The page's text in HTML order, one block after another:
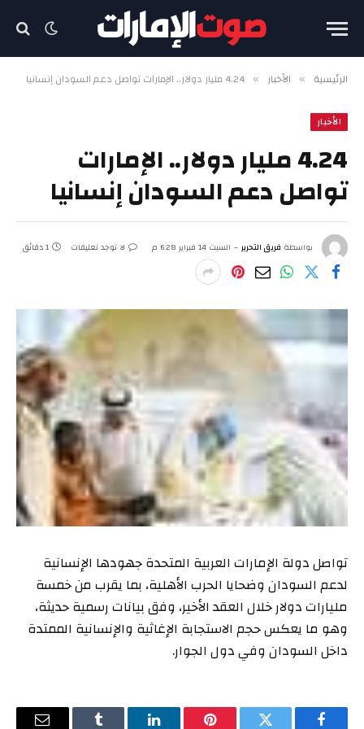
الرئيسية » الأخبار » 4.24 مليار دولار.. الإمارات تواصل دعم السودان إنسانيا
الأخبار
4.24 مليار دولار.. الإمارات
تواصل دعم السودان إنسانيا
بواسطة فريق التحرير السبت 14 فبراير 6:28 م لا توجد تعليقات 1 دقائق
تواصل دولة الإمارات العربية المتحدة جهودها الإنسانية
لدعم السودان وضحايا الحرب الأهلية، بما يقرب من خمسة
مليارات دولار خلال العقد الأخير، وفق بيانات رسمية حديثة،
وهو ما يعكس حجم الاستجابة الإغاثية والإنسانية الممتدة
داخل السودان وفي دول الجوار.